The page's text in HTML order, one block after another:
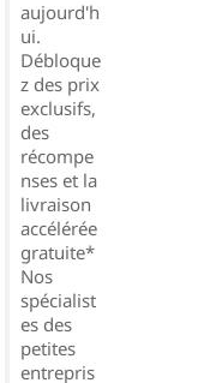
aujourd'h
ui.
Débloque
z des prix
exclusifs,
des
récompe
nses et la
livraison
accélérée
gratuite*
Nos
spécialist
es des
petites
entrepris